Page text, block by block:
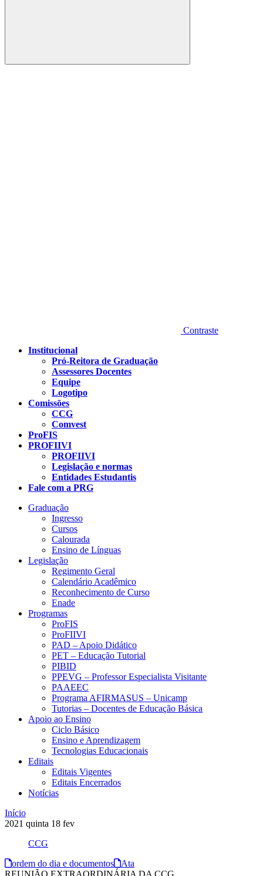
Buscar
Contraste
Institucional
Pró-Reitora de Graduação
Assessores Docentes
Equipe
Logotipo
Comissões
CCG
Comvest
ProFIS
PROFIIVI
PROFIIVI
Legislação e normas
Entidades Estudantis
Fale com a PRG
Graduação
Ingresso
Cursos
Calourada
Ensino de Línguas
Legislação
Regimento Geral
Calendário Acadêmico
Reconhecimento de Curso
Enade
Programas
ProFIS
ProFIIVI
PAD – Apoio Didático
PET – Educação Tutorial
PIBID
PPEVG – Professor Especialista Visitante
PAAEEC
Programa AFIRMASUS – Unicamp
Tutorias – Docentes de Educação Básica
Apoio ao Ensino
Ciclo Básico
Ensino e Aprendizagem
Tecnologias Educacionais
Editais
Editais Vigentes
Editais Encerrados
Notícias
Início
2021 quinta 18 fev
CCG
ordem do dia e documentos
Ata
REUNIÃO EXTRAORDINÁRIA DA CCG